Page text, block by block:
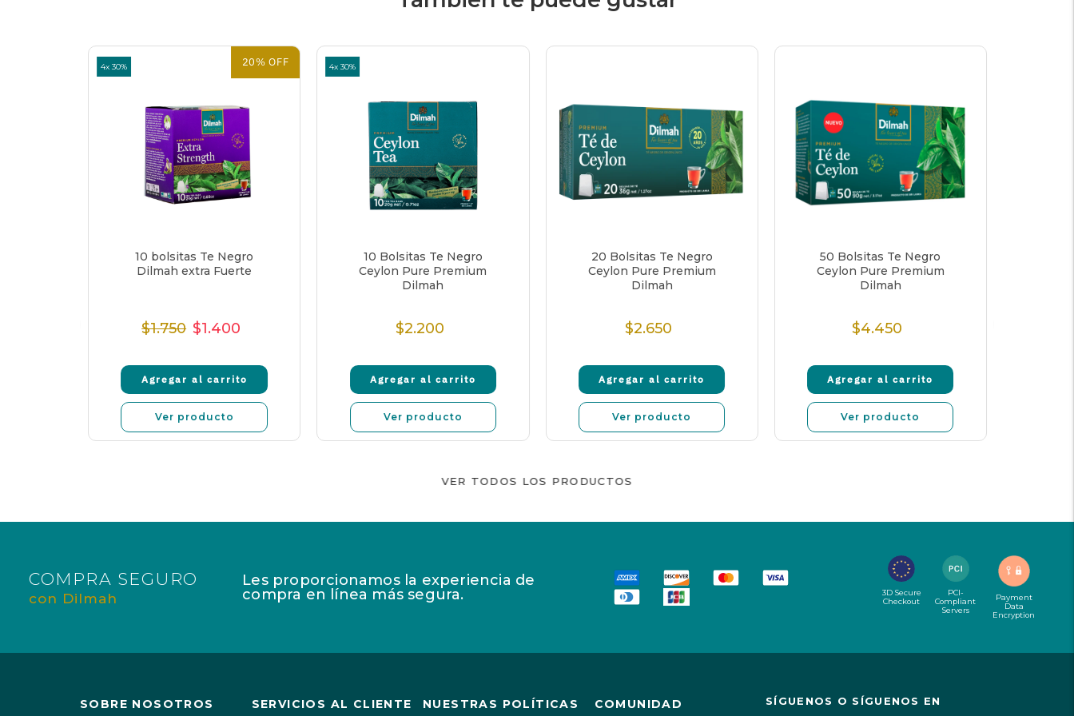
VER TODOS LOS PRODUCTOS
4x 30% 20% OFF
10 bolsitas Te Negro
Dilmah extra Fuerte
Precio
$1.750 Precio
venta
$1.400
Agregar al carrito
Ver producto
4x 30%
10 Bolsitas Te Negro
Ceylon Pure Premium
Dilmah
Precio
$2.200
Agregar al carrito
Ver producto
20 Bolsitas Te Negro
Ceylon Pure Premium
Dilmah
Precio
$2.650
Agregar al carrito
Ver producto
50 Bolsitas Te Negro
Ceylon Pure Premium
Dilmah
Precio
$4.450
Agregar al carrito
Ver producto
COMPRA SEGURO
con Dilmah
Les proporcionamos la experiencia de
compra en línea más segura.
3D Secure
Checkout
PCI-
Compliant
Servers
Payment
Data
Encryption
SOBRE NOSOTROS SERVICIOS AL CLIENTE NUESTRAS POLÍTICAS COMUNIDAD
SÍGUENOS O SÍGUENOS EN